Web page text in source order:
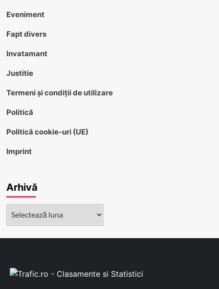
Eveniment
Fapt divers
Invatamant
Justitie
Termeni și condiții de utilizare
Politică
Politică cookie-uri (UE)
Imprint
Arhivă